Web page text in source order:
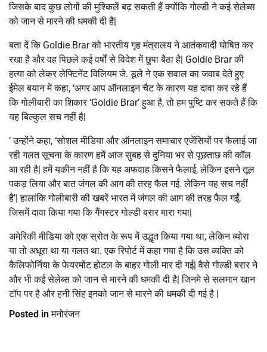
जिसके बाद कुछ लोगों की मुश्किलें बढ़ सकती हैं क्योंकि गोल्डी ने कई सेलेब्स
को जान से मारने की धमकी दी है|
बता दें कि Goldie Brar को भारतीय गृह मंत्रालय ने आतंकवादी घोषित कर
रखा है और वह पिछले कई वर्षों से विदेश में छुपा बैठा है| Goldie Brar की
हत्या को लेकर लेफ्टिनेंट विलियम जे. डूले ने एक सवाल का जवाब देते हुए
ईमेल बयान में कहा, ‘अगर आप ऑनलाइन चैट के कारण यह दावा कर रहे हैं
कि गोलीबारी का शिकार ‘Goldie Brar’ हुआ है, तो हम पुष्टि कर सकते हैं कि
यह बिल्कुल सच नहीं है|
’ उन्‍होंने कहा, ‘सोशल मीडिया और ऑनलाइन समाचार एजेंसियों पर फैलाई जा
रही गलत सूचना के कारण हमें आज सुबह से दुनिया भर से पूछताछ की कॉल
आ रही है| हमें यकीन नहीं है कि यह अफवाह किसने फैलाई, लेकिन इसने तूल
पकड़ लिया और बात जंगल की आग की तरह फैल गई. लेकिन यह सच नहीं
है’| हालांकि गोलीबारी की खबरें भारत में जंगल की आग की तरह फैल गईं,
जिसमें दावा किया गया कि गैंगस्टर गोल्डी बरार मारा गया|
अमेरिकी मीडिया को एक स्रोत के रूप में उद्धृत किया गया था, लेकिन ब्‍योरा
या तो अधूरा था या गलत था. एक रिपोर्ट में कहा गया है कि उस व्यक्ति को
कैलिफोर्निया के फेयरमोंट होटल के बाहर गोली मार दी गई| वैसे गोल्डी बरार ने
और भी कई सेलेब्स को जान से मारने की धमकी दी है| जिनमे से सलमान खान
टॉप पर है और हनी सिंह इनको जान से मारने की धमकी दी गई है |
Posted inमनोरंजन